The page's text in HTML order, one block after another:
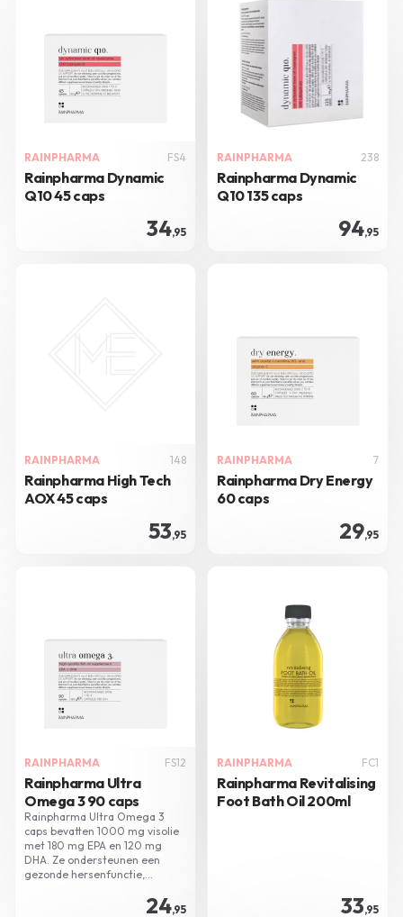
RAINPHARMA FS4
Rainpharma Dynamic
Q10 45 caps
34,95
RAINPHARMA 238
Rainpharma Dynamic
Q10 135 caps
94,95
RAINPHARMA 148
Rainpharma High Tech
AOX 45 caps
53,95
RAINPHARMA 7
Rainpharma Dry Energy
60 caps
29,95
RAINPHARMA FS12
Rainpharma Ultra
Omega 3 90 caps
Rainpharma Ultra Omega 3
caps bevatten 1000 mg visolie
met 180 mg EPA en 120 mg
DHA. Ze ondersteunen een
gezonde hersenfunctie,
24,95
RAINPHARMA FC1
Rainpharma Revitalising
Foot Bath Oil 200ml
33,95